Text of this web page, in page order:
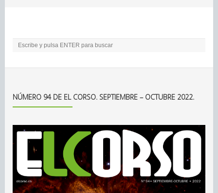
NÚMERO 94 DE EL CORSO. SEPTIEMBRE – OCTUBRE 2022.